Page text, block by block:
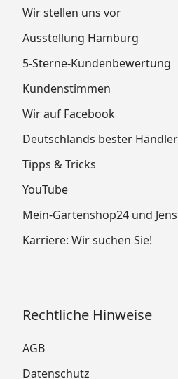
Wir stellen uns vor
Ausstellung Hamburg
5-Sterne-Kundenbewertung
Kundenstimmen
Wir auf Facebook
Deutschlands bester Händler
Tipps & Tricks
YouTube
Mein-Gartenshop24 und
Karriere: Wir suchen Sie!
Rechtliche Hinweise
AGB
Datenschutz